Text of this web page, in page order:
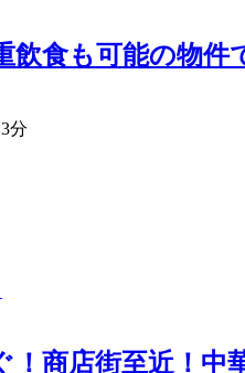
飲食も可能の物件
分
商店街至近！中